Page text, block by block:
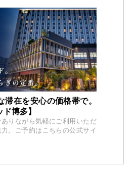
滞在を安心の価格帯で。
ド博多】
りながら気軽にご利用いただ
。ご予約はこちらの公式サイ